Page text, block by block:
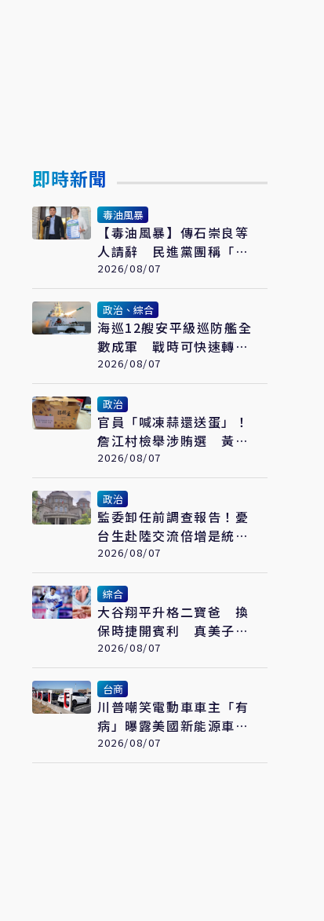
即時新聞
毒油風暴
【毒油風暴】傳石崇良等
人請辭 民進黨團稱「解
讀合理」：但地方不要都
甩鍋中央
2026/08/07
政治、綜合
海巡12艘安平級巡防艦全
數成軍 戰時可快速轉換
掛載雄風飛彈
2026/08/07
政治
官員「喊凍蒜還送蛋」！
詹江村檢舉涉賄選 黃世
杰競辦：扭曲事實
2026/08/07
政治
監委卸任前調查報告！憂
台生赴陸交流倍增是統
戰 賴士葆：台青終會認
清台獨手段
2026/08/07
綜合
大谷翔平升格二寶爸 換
保時捷開賓利 真美子包
辦全家飲食
2026/08/07
台商
川普嘲笑電動車車主「有
病」曝露美國新能源車發
展落後中國的關鍵
2026/08/07